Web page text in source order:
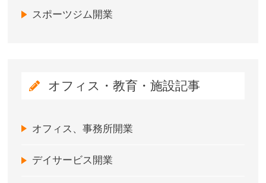
スポーツジム開業
オフィス・教育・施設記事
オフィス、事務所開業
デイサービス開業